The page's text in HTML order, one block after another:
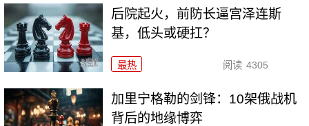
后院起火，前防长逼宫泽连斯
基，低头或硬扛？
最热 阅读 4305
加里宁格勒的剑锋：10架俄战机
背后的地缘博弈